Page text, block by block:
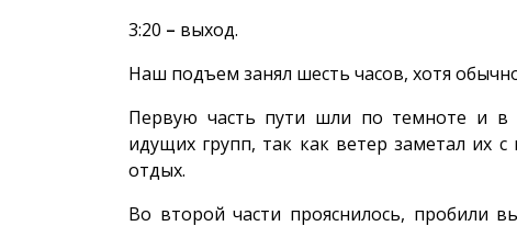
3:20 – выход.
Наш подъем занял шесть часов, хотя
Первую часть пути шли по темноте и в
идущих групп, так как ветер заметал их
отдых.
Во второй части прояснилось, пробили